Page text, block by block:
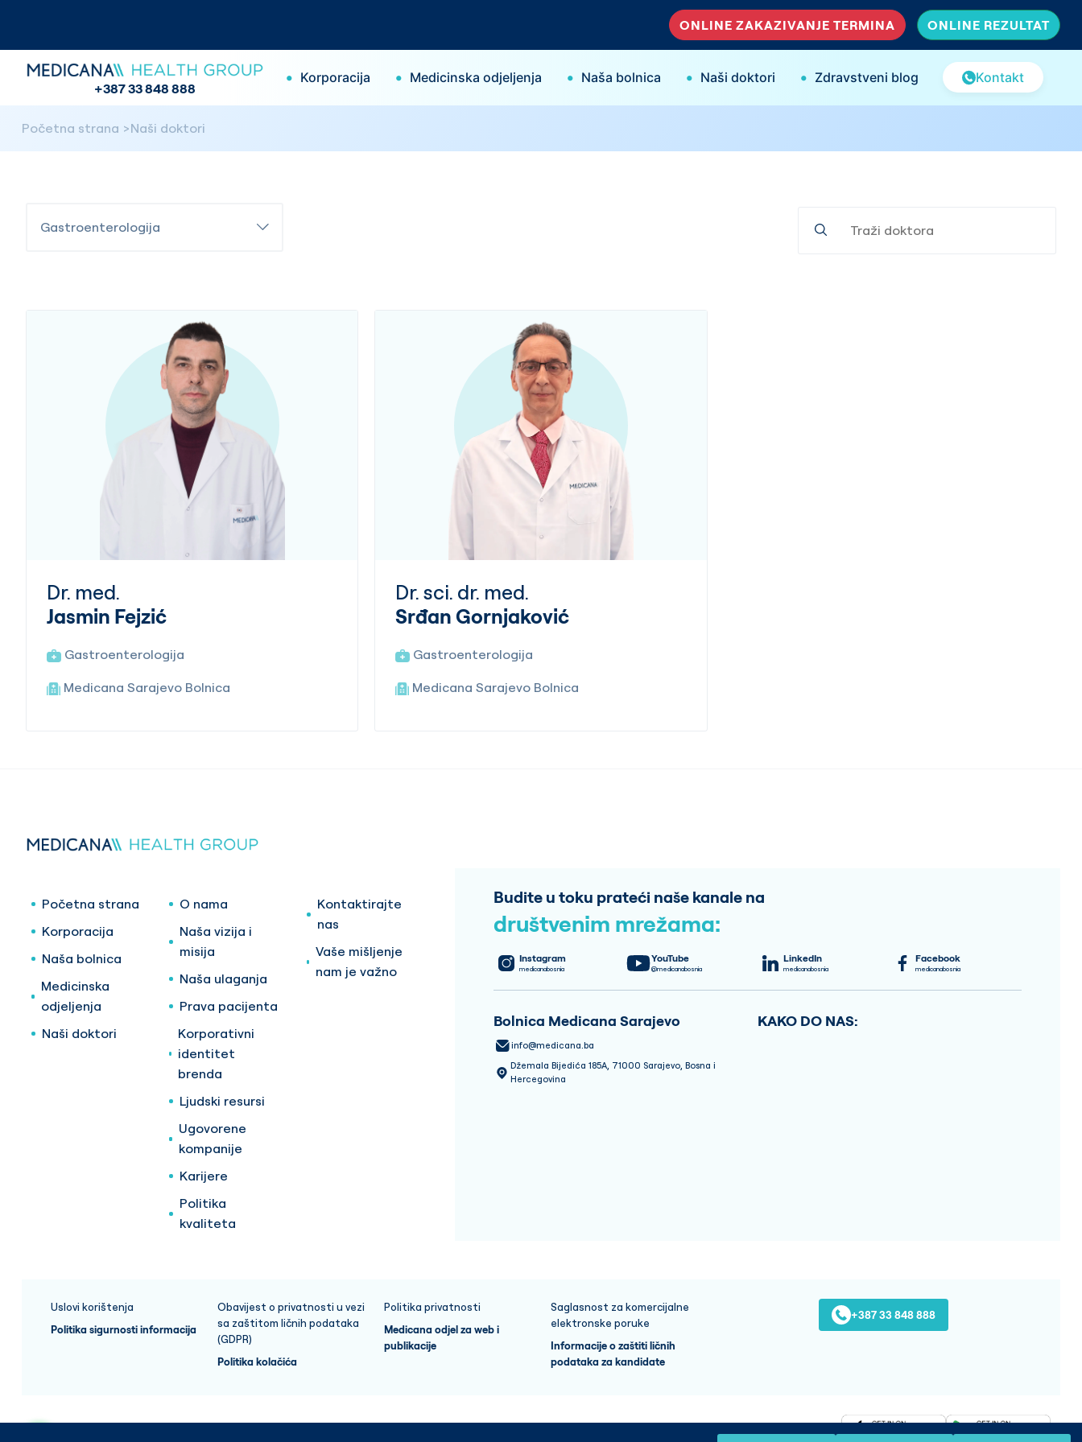
ONLINE ZAKAZIVANJE TERMINA ONLINE REZULTAT
+387 33 848 888
• Korporacija • Medicinska odjeljenja • Naša bolnica • Naši doktori • Zdravstveni blog Kontakt
Početna strana Naši doktori
Gastroenterologija
Dr. med.
Jasmin Fejzić
Gastroenterologija
Medicana Sarajevo Bolnica
Dr. sci. dr. med.
Srđan Gornjaković
Gastroenterologija
Medicana Sarajevo Bolnica
Početna strana
Korporacija
Naša bolnica
Medicinska
odjeljenja
Naši doktori
O nama
Naša vizija i
misija
Naša ulaganja
Prava pacijenta
Korporativni
identitet
brenda
Ljudski resursi
Ugovorene
kompanije
Karijere
Politika
kvaliteta
Kontaktirajte
nas
Vaše mišljenje
nam je važno
Budite u toku prateći naše kanale na
društvenim mrežama:
Instagram
medicanabosnia
YouTube
@medicanabosnia
LinkedIn
medicanabosnia
Facebook
medicanabosnia
Bolnica Medicana Sarajevo
info@medicana.ba
Džemala Bijedića 185A, 71000 Sarajevo, Bosna i
Hercegovina
KAKO DO NAS:
Uslovi korištenja
Politika sigurnosti informacija
Obavijest o privatnosti u vezi
sa zaštitom ličnih podataka
(GDPR)
Politika kolačića
Politika privatnosti
Medicana odjel za web i
publikacije
Saglasnost za komercijalne
elektronske poruke
Informacije o zaštiti ličnih
podataka za kandidate
+387 33 848 888